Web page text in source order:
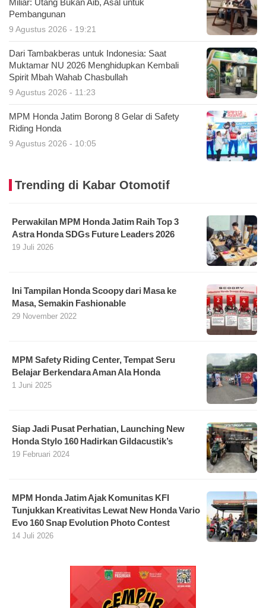
Miliar: Utang Bukan Aib, Asal untuk
Pembangunan
9 Agustus 2026 - 19:21
Dari Tambakberas untuk Indonesia: Saat
Muktamar NU 2026 Menghidupkan Kembali
Spirit Mbah Wahab Chasbullah
9 Agustus 2026 - 11:23
MPM Honda Jatim Borong 8 Gelar di Safety
Riding Honda
9 Agustus 2026 - 10:05
Trending di Kabar Otomotif
Perwakilan MPM Honda Jatim Raih Top 3
Astra Honda SDGs Future Leaders 2026
19 Juli 2026
Ini Tampilan Honda Scoopy dari Masa ke
Masa, Semakin Fashionable
29 November 2022
MPM Safety Riding Center, Tempat Seru
Belajar Berkendara Aman Ala Honda
1 Juni 2025
Siap Jadi Pusat Perhatian, Launching New
Honda Stylo 160 Hadirkan Gildacustik’s
19 Februari 2024
MPM Honda Jatim Ajak Komunitas KFI
Tunjukkan Kreativitas Lewat New Honda Vario
Evo 160 Snap Evolution Photo Contest
14 Juli 2026